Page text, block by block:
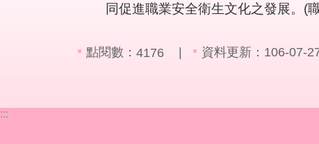
同促進職業安全衛生文化之發展。(
點閱數： 4176 資料更新：106-07-
:::